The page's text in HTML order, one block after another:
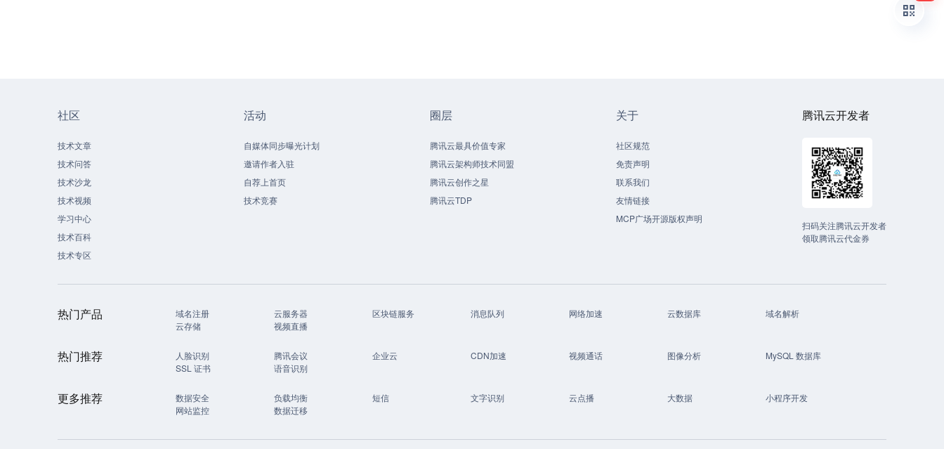
社区
技术文章
技术问答
技术沙龙
技术视频
学习中心
技术百科
技术专区
活动
自媒体同步曝光计划
邀请作者入驻
自荐上首页
技术竞赛
圈层
腾讯云最具价值专家
腾讯云架构师技术同盟
腾讯云创作之星
腾讯云TDP
关于
社区规范
免责声明
联系我们
友情链接
MCP广场开源版权声明
腾讯云开发者
扫码关注腾讯云开发者
领取腾讯云代金券
热门产品 域名注册 云服务器 区块链服务 消息队列 网络加速 云数据库
域名解析
云存储
视频直播
热门推荐 人脸识别 腾讯会议 企业云 CDN加速 视频通话 图像分析
MySQL 数据库
SSL 证书
语音识别
更多推荐 数据安全 负载均衡 短信 文字识别 云点播 大数据
小程序开发
网站监控
数据迁移